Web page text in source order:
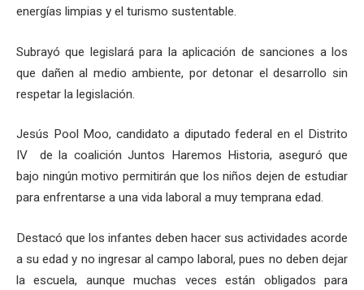
energías limpias y el turismo sustentable.
Subrayó que legislará para la aplicación de sanciones a los
que dañen al medio ambiente, por detonar el desarrollo sin
respetar la legislación.
Jesús Pool Moo, candidato a diputado federal en el Distrito
IV de la coalición Juntos Haremos Historia, aseguró que
bajo ningún motivo permitirán que los niños dejen de estudiar
para enfrentarse a una vida laboral a muy temprana edad.
Destacó que los infantes deben hacer sus actividades acorde
a su edad y no ingresar al campo laboral, pues no deben dejar
la escuela, aunque muchas veces están obligados para